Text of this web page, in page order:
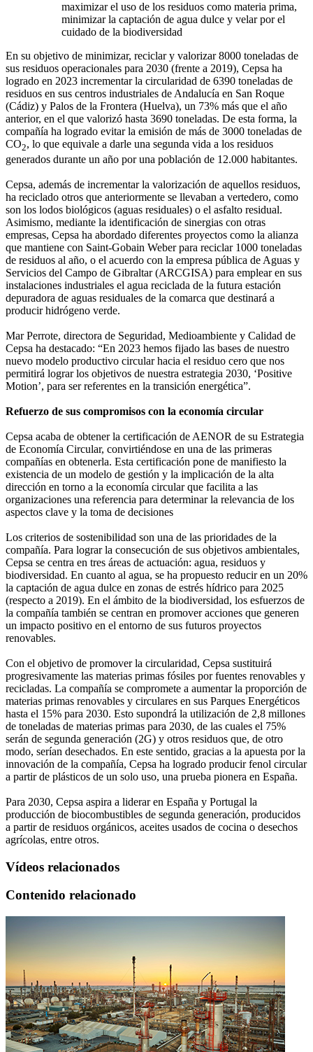
maximizar el uso de los residuos como materia prima,
minimizar la captación de agua dulce y velar por el
cuidado de la biodiversidad
En su objetivo de minimizar, reciclar y valorizar 8000 toneladas de
sus residuos operacionales para 2030 (frente a 2019), Cepsa ha
logrado en 2023 incrementar la circularidad de 6390 toneladas de
residuos en sus centros industriales de Andalucía en San Roque
(Cádiz) y Palos de la Frontera (Huelva), un 73% más que el año
anterior, en el que valorizó hasta 3690 toneladas. De esta forma, la
compañía ha logrado evitar la emisión de más de 3000 toneladas de
CO2, lo que equivale a darle una segunda vida a los residuos
generados durante un año por una población de 12.000 habitantes.
Cepsa, además de incrementar la valorización de aquellos residuos,
ha reciclado otros que anteriormente se llevaban a vertedero, como
son los lodos biológicos (aguas residuales) o el asfalto residual.
Asimismo, mediante la identificación de sinergias con otras
empresas, Cepsa ha abordado diferentes proyectos como la alianza
que mantiene con Saint-Gobain Weber para reciclar 1000 toneladas
de residuos al año, o el acuerdo con la empresa pública de Aguas y
Servicios del Campo de Gibraltar (ARCGISA) para emplear en sus
instalaciones industriales el agua reciclada de la futura estación
depuradora de aguas residuales de la comarca que destinará a
producir hidrógeno verde.
Mar Perrote, directora de Seguridad, Medioambiente y Calidad de
Cepsa ha destacado: “En 2023 hemos fijado las bases de nuestro
nuevo modelo productivo circular hacia el residuo cero que nos
permitirá lograr los objetivos de nuestra estrategia 2030, ‘Positive
Motion’, para ser referentes en la transición energética”.
Refuerzo de sus compromisos con la economía circular
Cepsa acaba de obtener la certificación de AENOR de su Estrategia
de Economía Circular, convirtiéndose en una de las primeras
compañías en obtenerla. Esta certificación pone de manifiesto la
existencia de un modelo de gestión y la implicación de la alta
dirección en torno a la economía circular que facilita a las
organizaciones una referencia para determinar la relevancia de los
aspectos clave y la toma de decisiones
Los criterios de sostenibilidad son una de las prioridades de la
compañía. Para lograr la consecución de sus objetivos ambientales,
Cepsa se centra en tres áreas de actuación: agua, residuos y
biodiversidad. En cuanto al agua, se ha propuesto reducir en un 20%
la captación de agua dulce en zonas de estrés hídrico para 2025
(respecto a 2019). En el ámbito de la biodiversidad, los esfuerzos de
la compañía también se centran en promover acciones que generen
un impacto positivo en el entorno de sus futuros proyectos
renovables.
Con el objetivo de promover la circularidad, Cepsa sustituirá
progresivamente las materias primas fósiles por fuentes renovables y
recicladas. La compañía se compromete a aumentar la proporción de
materias primas renovables y circulares en sus Parques Energéticos
hasta el 15% para 2030. Esto supondrá la utilización de 2,8 millones
de toneladas de materias primas para 2030, de las cuales el 75%
serán de segunda generación (2G) y otros residuos que, de otro
modo, serían desechados. En este sentido, gracias a la apuesta por la
innovación de la compañía, Cepsa ha logrado producir fenol circular
a partir de plásticos de un solo uso, una prueba pionera en España.
Para 2030, Cepsa aspira a liderar en España y Portugal la
producción de biocombustibles de segunda generación, producidos
a partir de residuos orgánicos, aceites usados de cocina o desechos
agrícolas, entre otros.
Vídeos relacionados
Contenido relacionado